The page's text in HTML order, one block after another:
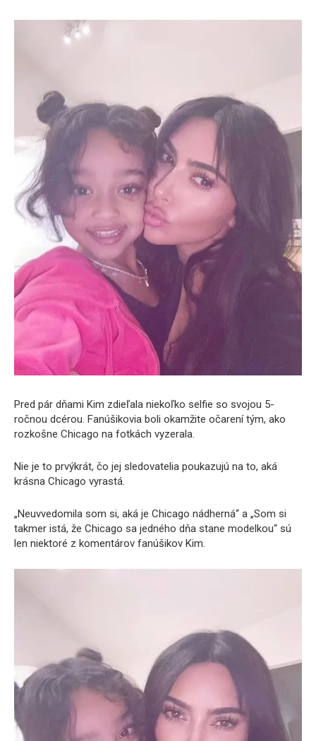
Pred pár dňami Kim zdieľala niekoľko selfie so svojou 5-
ročnou dcérou. Fanúšikovia boli okamžite očarení tým, ako
rozkošne Chicago na fotkách vyzerala.
Nie je to prvýkrát, čo jej sledovatelia poukazujú na to, aká
krásna Chicago vyrastá.
„Neuvvedomila som si, aká je Chicago nádherná“ a „Som si
takmer istá, že Chicago sa jedného dňa stane modelkou“ sú
len niektoré z komentárov fanúšikov Kim.